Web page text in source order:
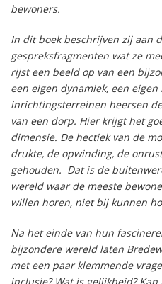
bewoners.
In dit boek beschrijven zij aan
gespreksfragmenten wat ze
rijst een beeld op van een
een eigen dynamiek, een
inrichtingsterreinen heersen
van een dorp. Hier krijgt het
dimensie. De hectiek van de
drukte, de opwinding, de
gehouden. Dat is de
wereld waar de meeste
willen horen, niet bij kunnen
Na het einde van hun
bijzondere wereld laten
met een paar klemmende